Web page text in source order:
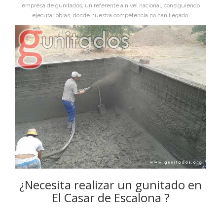
empresa de gunitados, un referente a nivel nacional, consiguiendo
ejecutar obras, donde nuestra competencia no han llegado.
¿Necesita realizar un gunitado en
El Casar de Escalona ?